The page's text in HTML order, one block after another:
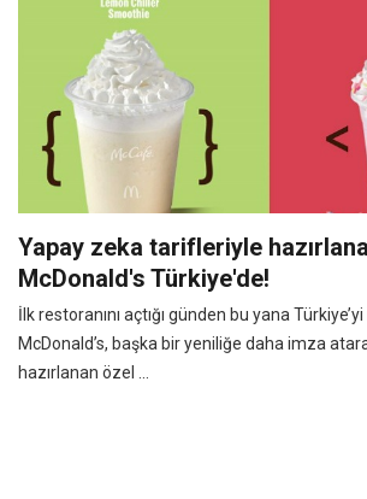
Yapay zeka tarifleriyle
McDonald's Türkiye'de!
İlk restoranını açtığı günden bu yana
McDonald’s, başka bir yeniliğe daha imza
hazırlanan özel ...